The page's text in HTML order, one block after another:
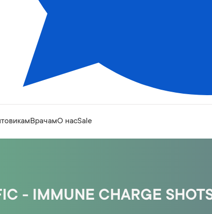
ВрачамО насSale
- IMMUNE CHARGE